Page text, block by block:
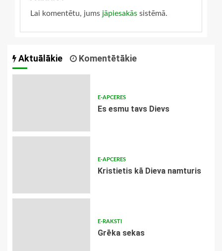
Lai komentētu, jums jāpiesakās sistēmā.
Aktuālākie Komentētākie
E-APCERES
Es esmu tavs Dievs
E-APCERES
Kristietis kā Dieva namturis
E-RAKSTI
Grēka sekas